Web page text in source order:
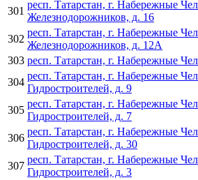
301
респ. Татарстан, г. Набережные
Железнодорожников, д. 16
302
респ. Татарстан, г. Набережные
Железнодорожников, д. 12А
303 респ. Татарстан, г. Набережные
304
респ. Татарстан, г. Набережные
Гидростроителей, д. 9
305
респ. Татарстан, г. Набережные
Гидростроителей, д. 7
306
респ. Татарстан, г. Набережные
Гидростроителей, д. 30
307
респ. Татарстан, г. Набережные
Гидростроителей, д. 3